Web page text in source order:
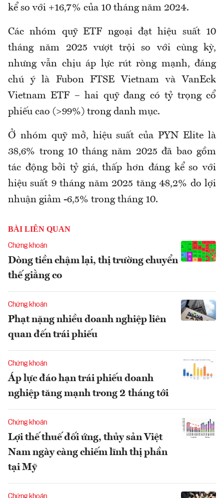
kể so với +16,7% của 10 tháng năm 2024.
Các nhóm quỹ ETF ngoại đạt hiệu suất 10
tháng năm 2025 vượt trội so với cùng kỳ,
nhưng vẫn chịu áp lực rút ròng mạnh, đáng
chú ý là Fubon FTSE Vietnam và VanEck
Vietnam ETF – hai quỹ đang có tỷ trọng cổ
phiếu cao (>99%) trong danh mục.
Ở nhóm quỹ mở, hiệu suất của PYN Elite là
38,6% trong 10 tháng năm 2025 đã bao gồm
tác động bởi tỷ giá, thấp hơn đáng kể so với
hiệu suất 9 tháng năm 2025 tăng 48,2% do lợi
nhuận giảm -6,5% trong tháng 10.
BÀI LIÊN QUAN
Chứng khoán
Dòng tiền chậm lại, thị trường chuyển
thế giằng co
Chứng khoán
Phạt nặng nhiều doanh nghiệp liên
quan đến trái phiếu
Chứng khoán
Áp lực đáo hạn trái phiếu doanh
nghiệp tăng mạnh trong 2 tháng tới
Chứng khoán
Lợi thế thuế đối ứng, thủy sản Việt
Nam ngày càng chiếm lĩnh thị phần
tại Mỹ
Chứng khoán